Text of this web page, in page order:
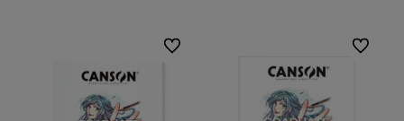
Do ulubionych Do